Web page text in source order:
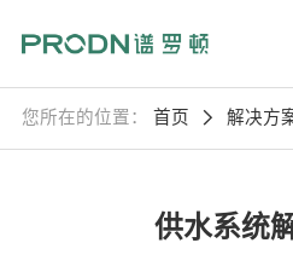
您所在的位置： 首页 解决方
供水系统